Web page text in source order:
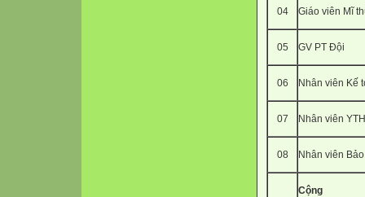
04 Giáo viên Mĩ
05 GV PT Đội
06 Nhân viên Kế
07 Nhân viên
08 Nhân viên
Cộng